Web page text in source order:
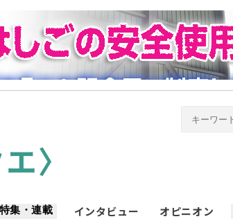
特集・連載 インタビュー オピニオン